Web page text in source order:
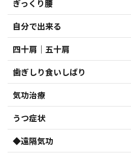
ぎっくり腰
自分で出来る
四十肩｜五十肩
歯ぎしり食いしばり
気功治療
うつ症状
◆遠隔気功